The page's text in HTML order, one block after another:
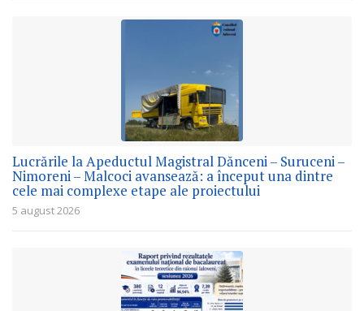
Lucrările la Apeductul Magistral Dănceni – Suruceni –
Nimoreni – Malcoci avansează: a început una dintre
cele mai complexe etape ale proiectului
5 august 2026